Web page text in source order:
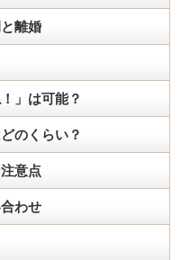
離婚
」は可能？
のくらい？
意点
わせ